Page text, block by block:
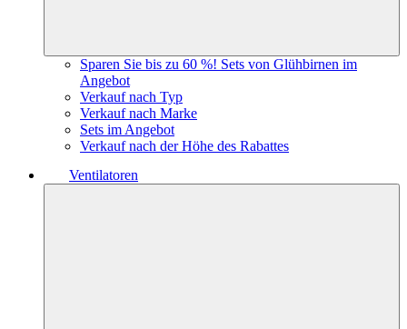
Sparen Sie bis zu 60 %! Sets von Glühbirnen im
Angebot
Verkauf nach Typ
Verkauf nach Marke
Sets im Angebot
Verkauf nach der Höhe des Rabattes
Ventilatoren